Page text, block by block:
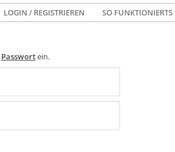
LOGIN / REGISTRIEREN SO FUNKTIONIERTS
Passwortein.